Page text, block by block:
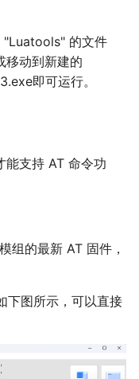
"Luatools" 的文件
移动到新建的
即可运行。
能支持 AT 命令功
组的最新 AT 固件，
下图所示，可以直接